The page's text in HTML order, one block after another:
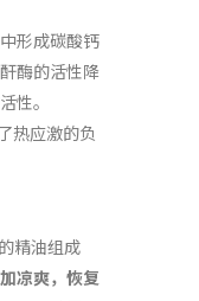
形成碳酸钙
酶的活性降
性。
热应激的负
精油组成
凉爽，恢复